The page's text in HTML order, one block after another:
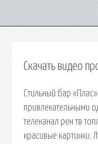
Скачать видео
Стильный бар
привлекательными
телеканал рен тв
красивые